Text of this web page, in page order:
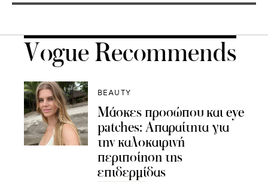
Vogue Recommends
BEAUTY
Μάσκες προσώπου και eye
patches: Απαραίτητα για
την καλοκαιρινή
περιποίηση της
επιδερμίδας